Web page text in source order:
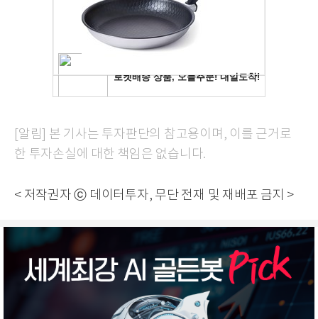
[알림] 본 기사는 투자판단의 참고용이며, 이를 근거로
한 투자손실에 대한 책임은 없습니다.
< 저작권자 ⓒ 데이터투자, 무단 전재 및 재배포 금지 >